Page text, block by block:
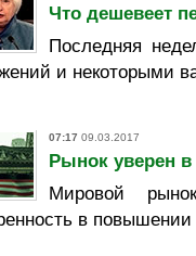
Что дешевеет
Последняя
и некоторыми
07:17 09.03.2017
Рынок уверен
Мировой
в